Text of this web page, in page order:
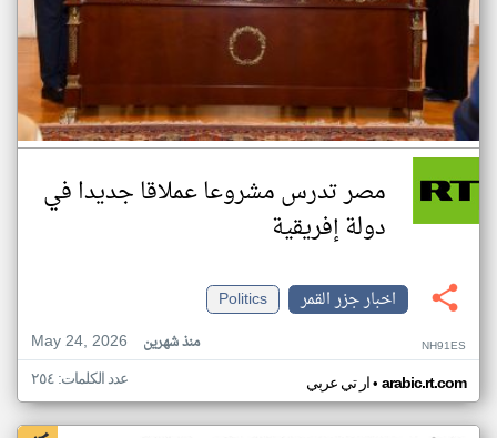
مصر تدرس مشروعا عملاقا جديدا في
دولة إفريقية
اخبار جزر القمر
Politics
May 24, 2026
منذ شهرين NH91ES
ار تي عربي• arabic.rt.com عدد الكلمات: ٢٥٤